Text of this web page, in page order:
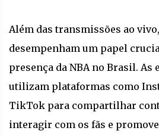
Além das transmissões ao
desempenham um papel
presença da NBA no Brasil. As
utilizam plataformas como
TikTok para compartilhar
interagir com os fãs e